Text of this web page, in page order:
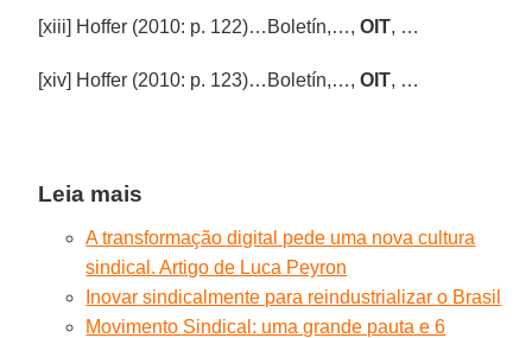
[xiii] Hoffer (2010: p. 122)…Boletín,…,OIT, …
[xiv] Hoffer (2010: p. 123)…Boletín,…,OIT, …
Leia mais
A transformação digital pede uma nova cultura
sindical. Artigo de Luca Peyron
Inovar sindicalmente para reindustrializar o Brasil
Movimento Sindical: uma grande pauta e 6